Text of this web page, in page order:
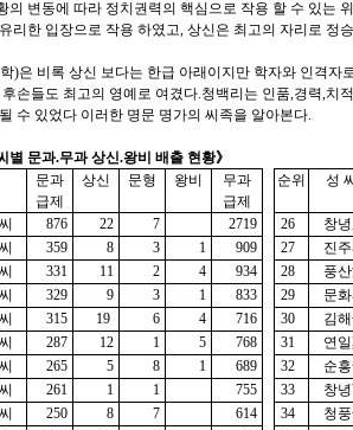
의 변동에 따라 정치권력의 핵심으로 작용 할 수 있는
리한 입장으로 작용 하였고, 상신은 최고의 자리로 정
)은 비록 상신 보다는 한급 아래이지만 학자와 인격자
손들도 최고의 영예로 여겼다.청백리는 인품,경력,치
수 있었다 이러한 명문 명가의 씨족을 알아본다.
별 문과.무과 상신.왕비 배출 현황》
문과
급제
상신 문형 왕비
무과
급제
순위 성
876 22 7 2719 26
창
359 8 3 1 909 27
진
331 11 2 4 934 28
풍
329 9 3 1 833 29
문
315 19 6 4 716 30
김
287 12 1 5 768 31
연
265 5 8 1 689 32
순
261 1 1 755 33
창
250 8 7 614 34
청